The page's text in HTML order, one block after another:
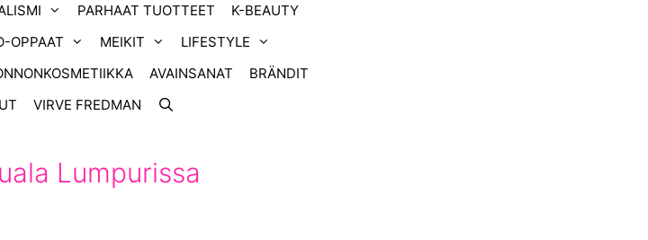
PARHAAT TUOTTEET
K-BEAUTY
OPPAAT MEIKIT
LIFESTYLE
AVAINSANAT
BRÄNDIT
VIRVE FREDMAN
Lumpurissa